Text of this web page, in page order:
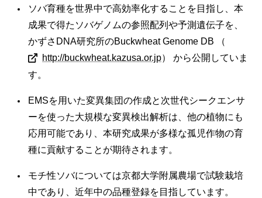
ソバ育種を世界中で高効率化することを目指し、本
成果で得たソバゲノムの参照配列や予測遺伝子を、
かずさDNA研究所のBuckwheat Genome DB （
http://buckwheat.kazusa.or.jp） から公開していま
す。
EMSを用いた変異集団の作成と次世代シークエンサ
ーを使った大規模な変異検出解析は、他の植物にも
応用可能であり、本研究成果が多様な孤児作物の育
種に貢献することが期待されます。
モチ性ソバについては京都大学附属農場で試験栽培
中であり、近年中の品種登録を目指しています。